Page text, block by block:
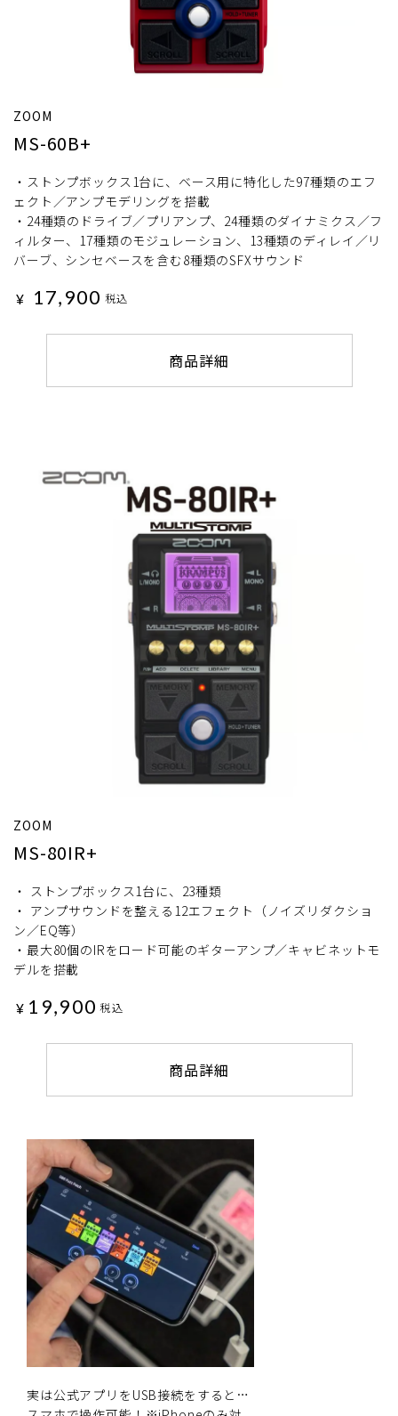
ZOOM
MS-60B+
・ストンプボックス1台に、ベース用に特化した97種類のエフ
ェクト／アンプモデリングを搭載
・24種類のドライブ／プリアンプ、24種類のダイナミクス／フ
ィルター、17種類のモジュレーション、13種類のディレイ／リ
バーブ、シンセベースを含む8種類のSFXサウンド
¥ 17,900 税込
商品詳細
ZOOM
MS-80IR+
・ ストンプボックス1台に、23種類
・ アンプサウンドを整える12エフェクト（ノイズリダクショ
ン／EQ等）
・最大80個のIRをロード可能のギターアンプ／キャビネットモ
デルを搭載
¥ 19,900 税込
商品詳細
実は公式アプリをUSB接続をすると…